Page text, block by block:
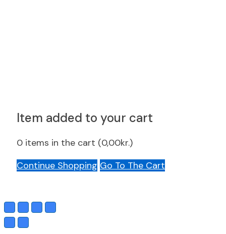
Item added to your cart
0 items in the cart (0,00kr.)
Continue Shopping Go To The Cart